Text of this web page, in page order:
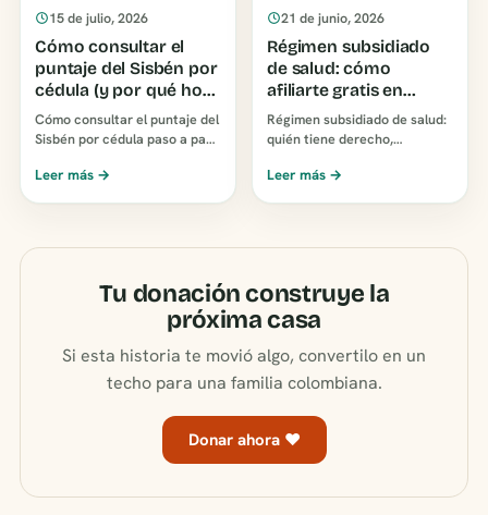
15 de julio, 2026
Cómo consultar el
puntaje del Sisbén por
cédula (y por qué hoy
te sale una letra)
Cómo consultar el puntaje del
Sisbén por cédula paso a paso
qué significan hoy los grupos
Leer más →
21 de junio, 2026
Régimen subsidiado
de salud: cómo
afiliarte gratis en
Colombia
Régimen subsidiado de salud:
quién tiene derecho,
gratis paso a paso en
Leer más →
Tu donación construye la
próxima casa
Si esta historia te movió algo, convertilo en un
techo para una familia colombiana.
Donar ahora ♥